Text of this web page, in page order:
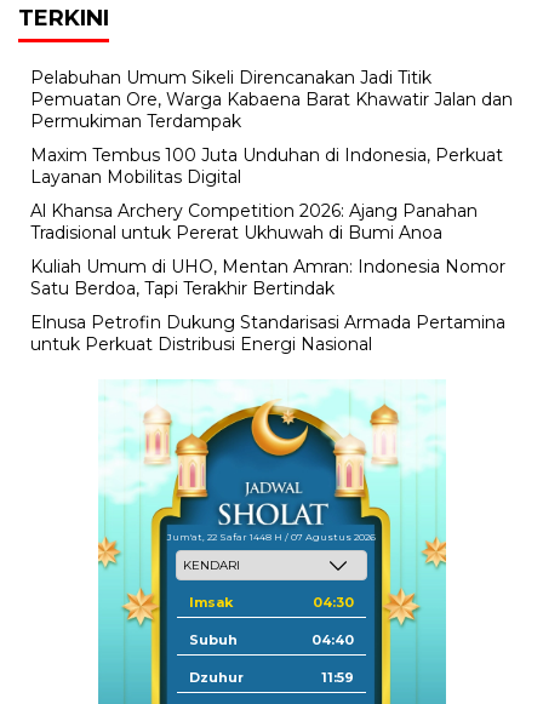
TERKINI
Pelabuhan Umum Sikeli Direncanakan Jadi Titik
Pemuatan Ore, Warga Kabaena Barat Khawatir Jalan dan
Permukiman Terdampak
Maxim Tembus 100 Juta Unduhan di Indonesia, Perkuat
Layanan Mobilitas Digital
Al Khansa Archery Competition 2026: Ajang Panahan
Tradisional untuk Pererat Ukhuwah di Bumi Anoa
Kuliah Umum di UHO, Mentan Amran: Indonesia Nomor
Satu Berdoa, Tapi Terakhir Bertindak
Elnusa Petrofin Dukung Standarisasi Armada Pertamina
untuk Perkuat Distribusi Energi Nasional
Jum'at, 22 Safar 1448 H / 07 Agustus 2026
Imsak 04:30
Subuh 04:40
Dzuhur 11:59